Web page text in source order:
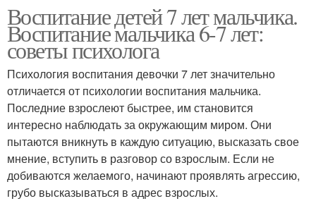
Воспитание детей 7 лет мальчика.
Воспитание мальчика 6-7 лет:
советы психолога
Психология воспитания девочки 7 лет значительно
отличается от психологии воспитания мальчика.
Последние взрослеют быстрее, им становится
интересно наблюдать за окружающим миром. Они
пытаются вникнуть в каждую ситуацию, высказать свое
мнение, вступить в разговор со взрослым. Если не
добиваются желаемого, начинают проявлять агрессию,
грубо высказываться в адрес взрослых.